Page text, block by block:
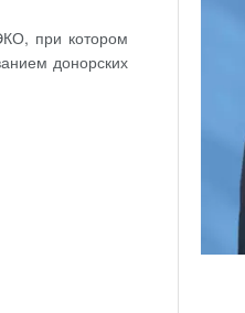
при котором
донорских